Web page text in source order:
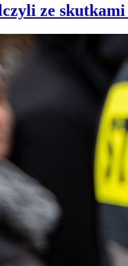
ze